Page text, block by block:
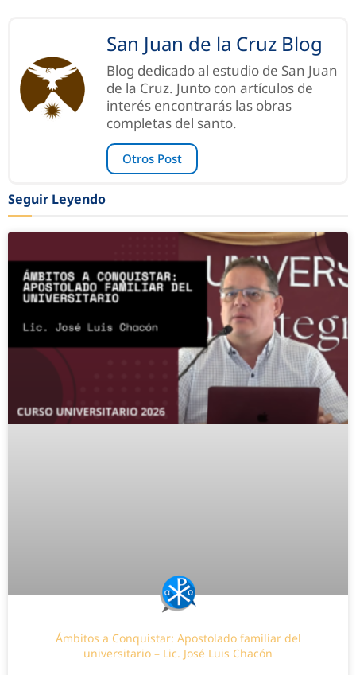
San Juan de la Cruz Blog
Blog dedicado al estudio de San Juan
de la Cruz. Junto con artículos de
interés encontrarás las obras
completas del santo.
Otros Post
Seguir Leyendo
Ámbitos a Conquistar: Apostolado familiar del
universitario – Lic. José Luis Chacón